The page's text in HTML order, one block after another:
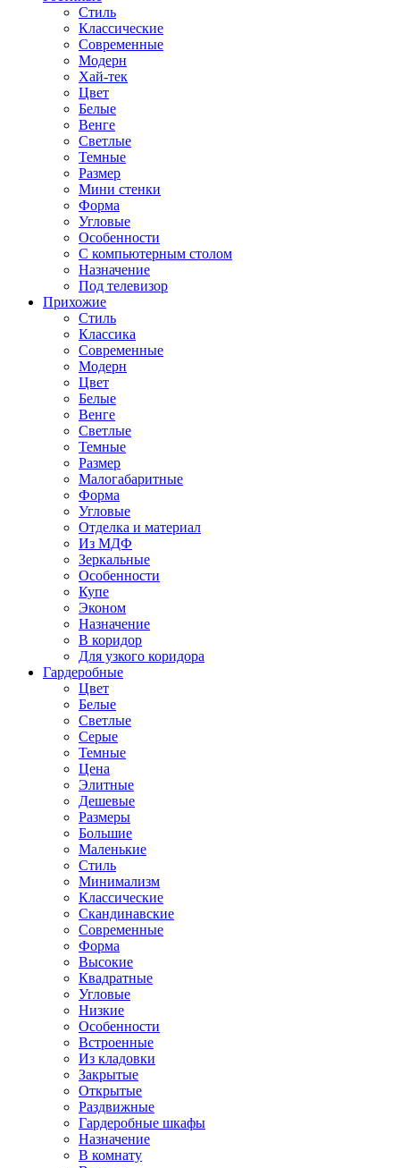
Стиль
Классические
Современные
Модерн
Хай-тек
Цвет
Белые
Венге
Светлые
Темные
Размер
Мини стенки
Форма
Угловые
Особенности
С компьютерным столом
Назначение
Под телевизор
Прихожие
Стиль
Классика
Современные
Модерн
Цвет
Белые
Венге
Светлые
Темные
Размер
Малогабаритные
Форма
Угловые
Отделка и материал
Из МДФ
Зеркальные
Особенности
Купе
Эконом
Назначение
В коридор
Для узкого коридора
Гардеробные
Цвет
Белые
Светлые
Серые
Темные
Цена
Элитные
Дешевые
Размеры
Большие
Маленькие
Стиль
Минимализм
Классические
Скандинавские
Современные
Форма
Высокие
Квадратные
Угловые
Низкие
Особенности
Встроенные
Из кладовки
Закрытые
Открытые
Раздвижные
Гардеробные шкафы
Назначение
В комнату